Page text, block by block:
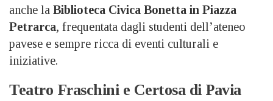
anche la Biblioteca Civica Bonetta in Piazza
Petrarca, frequentata dagli studenti dell’ateneo
pavese e sempre ricca di eventi culturali e
iniziative.
Teatro Fraschini e Certosa di Pavia